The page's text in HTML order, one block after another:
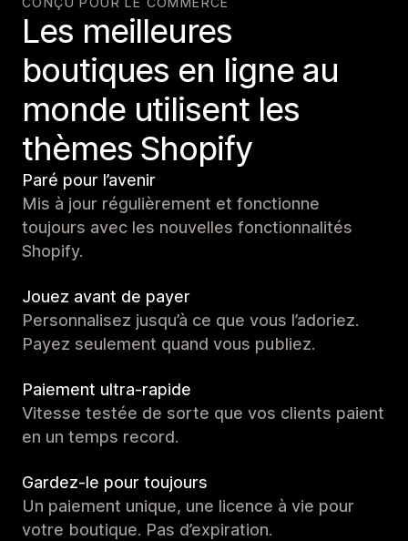
Les meilleures
boutiques en ligne au
monde utilisent les
thèmes Shopify
Paré pour l’avenir
Mis à jour régulièrement et fonctionne
toujours avec les nouvelles fonctionnalités
Shopify.
Jouez avant de payer
Personnalisez jusqu’à ce que vous l’adoriez.
Payez seulement quand vous publiez.
Paiement ultra-rapide
Vitesse testée de sorte que vos clients paient
en un temps record.
Gardez-le pour toujours
Un paiement unique, une licence à vie pour
votre boutique. Pas d’expiration.